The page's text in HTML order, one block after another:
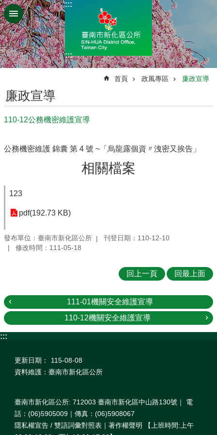
跳到主要內容區塊
:::
:::
首頁 政風專區 廉政宣導
廉政宣導
110-12公務機密維護宣導
公務機密維護 錦囊 第 4 號 ~「烏龍露個資〃洩密又挨告」
相關檔案
123
pdf(192.73 KB)
發布單位：臺南市新化區公所
刊登日期：110-12-10
修改時間：111-05-18
回上一頁 回最上面
111-01機關安全維護宣導
110-12機關安全維護宣導
:::
更新日期：
115-08-08
資料維護：臺南市新化區公所
臺南市新化區公所: 712003 臺南市新化區中山路130號｜ 電
話：(06)5905009｜傳真：(06)5908067
隱私權宣告 / 雙語詞彙對照表｜著作權聲明 【上班時間:上午